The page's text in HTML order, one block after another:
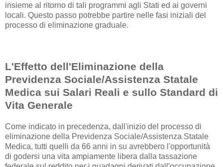
insieme al ritorno di tali programmi agli Stati ed ai governi
locali. Questo passo potrebbe partire nelle fasi iniziali del
processo di eliminazione graduale.
L'Effetto dell'Eliminazione della
Previdenza Sociale/Assistenza Statale
Medica sui Salari Reali e sullo Standard di
Vita Generale
Come indicato in precedenza, dall'inizio del processo di
eliminazione della Previdenza Sociale/Assistenza Statale
Medica, tutti quelli da 66 anni in su avrebbero l'opportunità
di godersi una vita ampiamente libera dalla tassazione